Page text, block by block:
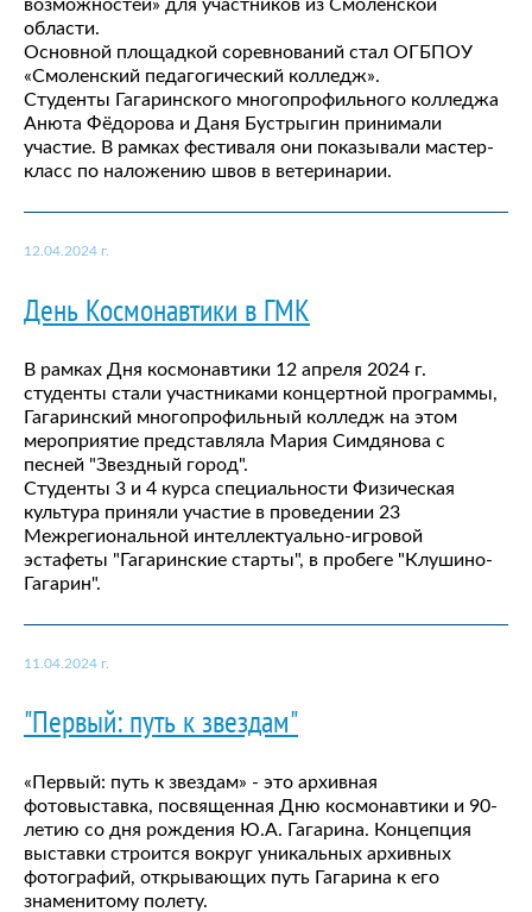
возможностей» для участников из Смоленской
области.
Основной площадкой соревнований стал ОГБПОУ
«Смоленский педагогический колледж».
Студенты Гагаринского многопрофильного колледжа
Анюта Фёдорова и Даня Бустрыгин принимали
участие. В рамках фестиваля они показывали мастер-
класс по наложению швов в ветеринарии.
12.04.2024 г.
День Космонавтики в ГМК
В рамках Дня космонавтики 12 апреля 2024 г.
студенты стали участниками концертной программы,
Гагаринский многопрофильный колледж на этом
мероприятие представляла Мария Симдянова с
песней "Звездный город".
Студенты 3 и 4 курса специальности Физическая
культура приняли участие в проведении 23
Межрегиональной интеллектуально-игровой
эстафеты "Гагаринские старты", в пробеге "Клушино-
Гагарин".
11.04.2024 г.
"Первый: путь к звездам"
«Первый: путь к звездам» - это архивная
фотовыставка, посвященная Дню космонавтики и 90-
летию со дня рождения Ю.А. Гагарина. Концепция
выставки строится вокруг уникальных архивных
фотографий, открывающих путь Гагарина к его
знаменитому полету.